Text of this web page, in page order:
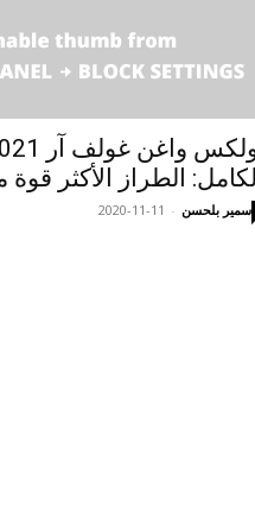
الطراز الأكثر
سمير بلحسن -
2020-11-11